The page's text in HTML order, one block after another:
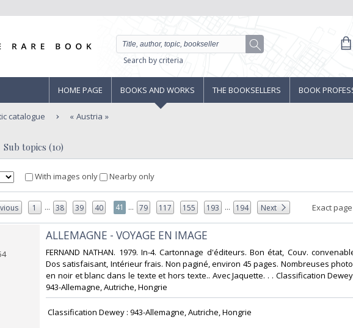
Search by criteria
HOME PAGE BOOKS AND WORKS THE BOOKSELLERS BOOK
catalogue Austria
Sub topics (10)
With images only Nearby only
1 ... 38 39 40 41 ... 79 117 155 193 ... 194 Next Exact
‎ALLEMAGNE - VOYAGE EN IMAGE‎
‎FERNAND NATHAN. 1979. In-4. Cartonnage d'éditeurs. Bon état, Couv.
Dos satisfaisant, Intérieur frais. Non paginé, environ 45 pages. Nombreuses
en noir et blanc dans le texte et hors texte.. Avec Jaquette. . . Classification
943-Allemagne, Autriche, Hongrie‎
‎ Classification Dewey : 943-Allemagne, Autriche, Hongrie‎